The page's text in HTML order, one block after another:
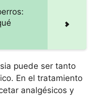
puede ser tanto
En el tratamiento
analgésicos y